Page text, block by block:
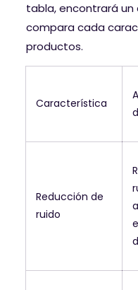
tabla, encontrará un
compara cada
productos.
Característica
Reducción de
ruido